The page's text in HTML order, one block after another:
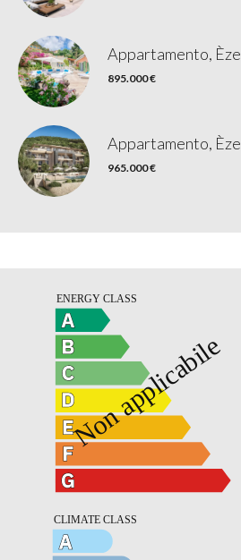
Appartamento, Èze
895.000 €
Appartamento, Èze
965.000 €